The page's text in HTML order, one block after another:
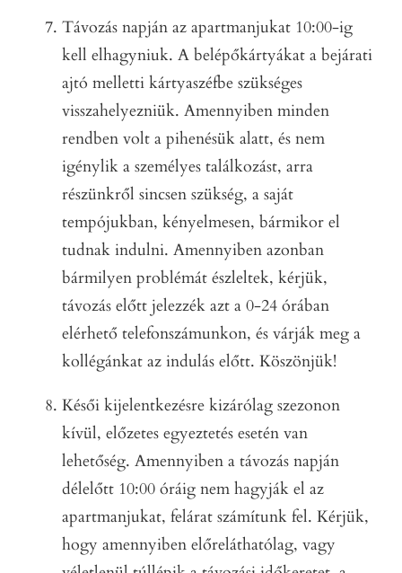
Távozás napján az apartmanjukat 10:00-ig
kell elhagyniuk. A belépőkártyákat a bejárati
ajtó melletti kártyaszéfbe szükséges
visszahelyezniük. Amennyiben minden
rendben volt a pihenésük alatt, és nem
igénylik a személyes találkozást, arra
részünkről sincsen szükség, a saját
tempójukban, kényelmesen, bármikor el
tudnak indulni. Amennyiben azonban
bármilyen problémát észleltek, kérjük,
távozás előtt jelezzék azt a 0-24 órában
elérhető telefonszámunkon, és várják meg a
kollégánkat az indulás előtt. Köszönjük!
Késői kijelentkezésre kizárólag szezonon
kívül, előzetes egyeztetés esetén van
lehetőség. Amennyiben a távozás napján
délelőtt 10:00 óráig nem hagyják el az
apartmanjukat, felárat számítunk fel. Kérjük,
hogy amennyiben előreláthatólag, vagy